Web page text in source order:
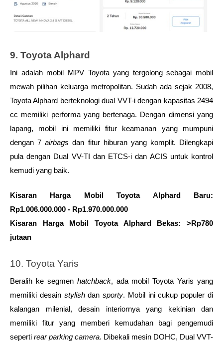
9. Toyota Alphard
Ini adalah mobil MPV Toyota yang tergolong sebagai mobil
mewah pilihan keluarga metropolitan. Sudah ada sejak 2008,
Toyota Alphard berteknologi dual VVT-i dengan kapasitas 2494
cc memiliki performa yang bertenaga. Dengan dimensi yang
lapang, mobil ini memiliki fitur keamanan yang mumpuni
dengan 7 airbags dan fitur hiburan yang komplit. Dilengkapi
pula dengan Dual VV-TI dan ETCS-i dan ACIS untuk kontrol
kemudi yang baik.
Kisaran Harga Mobil Toyota Alphard Baru:
Rp1.006.000.000 - Rp1.970.000.000
Kisaran Harga Mobil Toyota Alphard Bekas: >Rp780
jutaan
10. Toyota Yaris
Beralih ke segmen hatchback, ada mobil Toyota Yaris yang
memiliki desain stylish dan sporty. Mobil ini cukup populer di
kalangan milenial, desain interiornya yang kekinian dan
memiliki fitur yang memberi kemudahan bagi pengemudi
seperti rear parking camera. Dibekali mesin DOHC, Dual VVT-